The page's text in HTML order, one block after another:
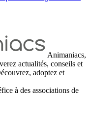
Animaniacs,
actualités, conseils et
adoptez et
à des associations de